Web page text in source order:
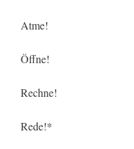
Atme!
Öffne!
Rechne!
Rede!*